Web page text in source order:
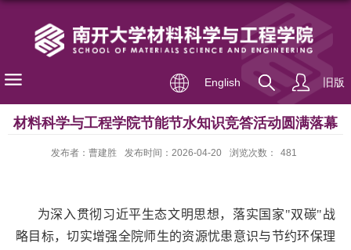
English 旧版
材料科学与工程学院节能节水知识竞答活动圆满落幕
发布者：曹建胜 发布时间：2026-04-20 浏览次数： 481
为深入贯彻习近平生态文明思想，落实国家"双碳"战
略目标，切实增强全院师生的资源忧患意识与节约环保理